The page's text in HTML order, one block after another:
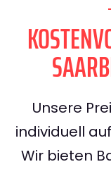
Unsere
individuell
Wir bieten